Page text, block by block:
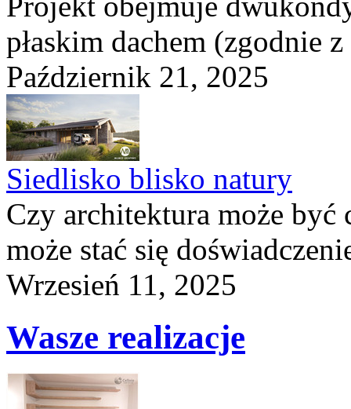
płaskim dachem (zgodnie
Październik 21, 2025
Siedlisko blisko natury
Czy architektura może
może stać się
Wrzesień 11, 2025
Wasze realizacje